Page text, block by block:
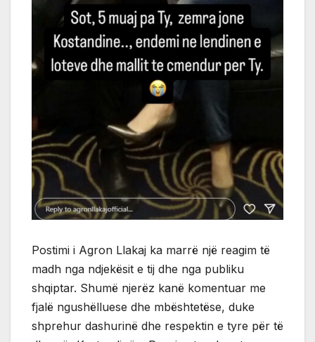
Postimi i Agron Llakaj ka marrë një reagim të
madh nga ndjekësit e tij dhe nga publiku
shqiptar. Shumë njerëz kanë komentuar me
fjalë ngushëlluese dhe mbështetëse, duke
shprehur dashurinë dhe respektin e tyre për të